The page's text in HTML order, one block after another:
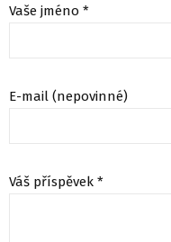
Vaše jméno *
E-mail (nepovinné)
Váš příspěvek *